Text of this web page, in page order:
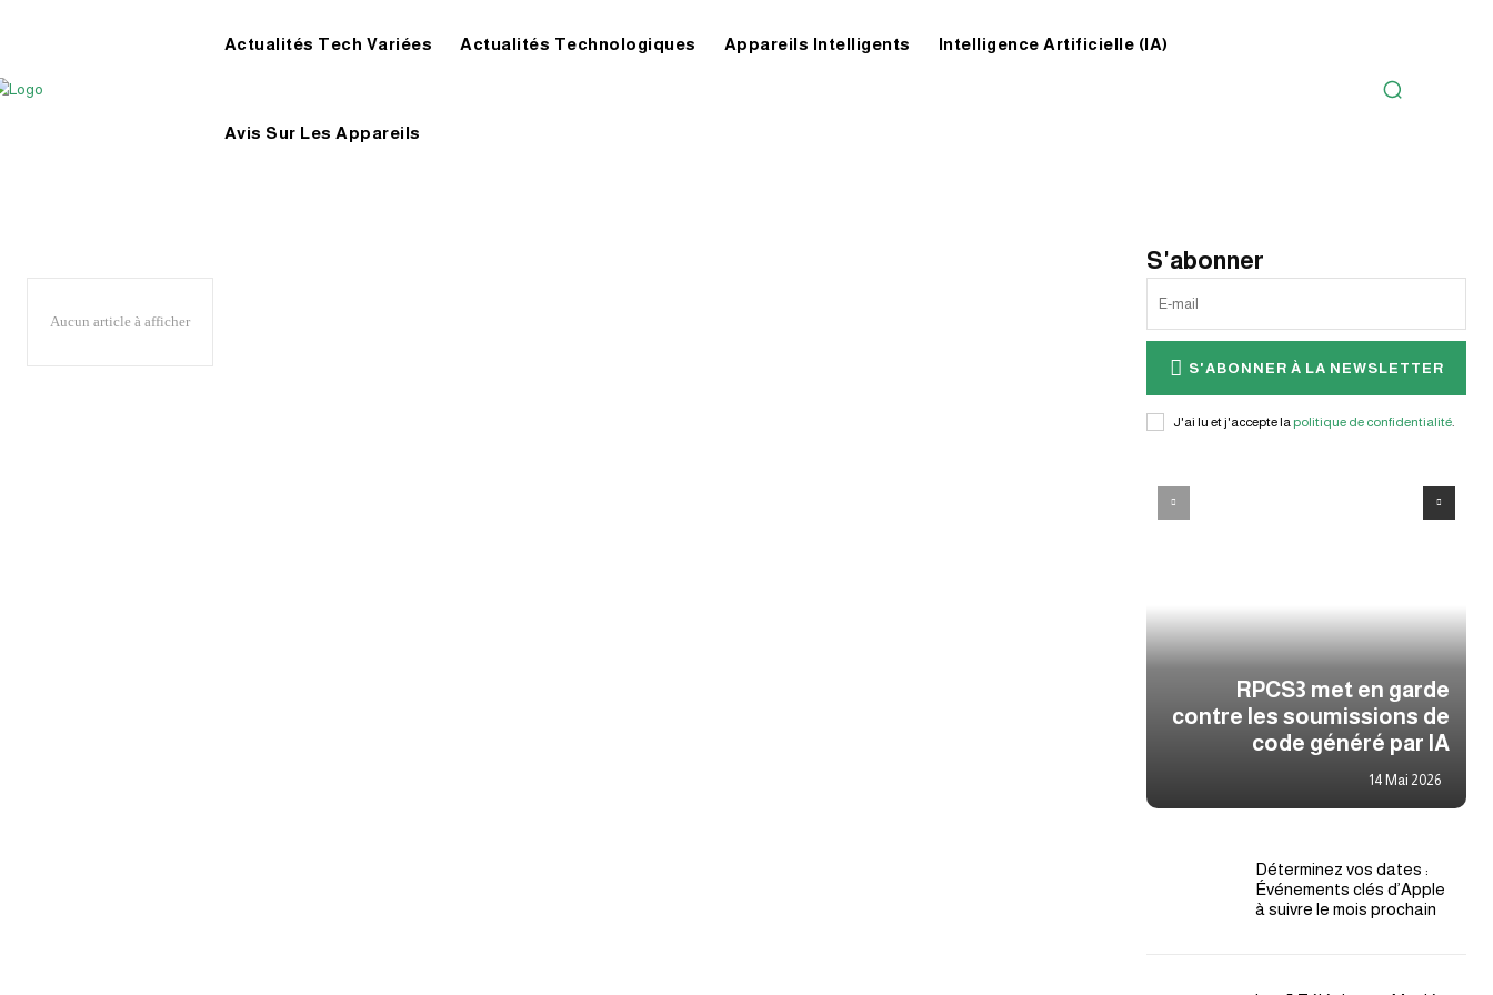
Actualités Tech Variées Actualités Technologiques Appareils Intelligents Intelligence Artificielle (IA)
Avis Sur Les Appareils
Aucun article à afficher
S'abonner
S'ABONNER À LA NEWSLETTER
J'ai lu et j'accepte la politique de confidentialité
RPCS3 met en garde
contre les soumissions de
code généré par IA
14 Mai 2026
Déterminez vos dates :
Événements clés d’Apple
à suivre le mois prochain